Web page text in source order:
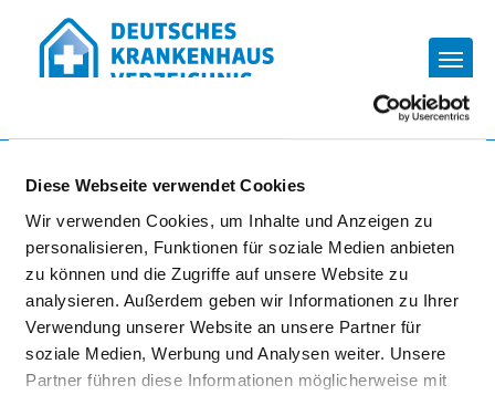
Diese Webseite verwendet Cookies
Wir verwenden Cookies, um Inhalte und Anzeigen zu
personalisieren, Funktionen für soziale Medien anbieten
zu können und die Zugriffe auf unsere Website zu
analysieren. Außerdem geben wir Informationen zu Ihrer
Verwendung unserer Website an unsere Partner für
soziale Medien, Werbung und Analysen weiter. Unsere
Partner führen diese Informationen möglicherweise mit
ALLGEMEINPSYCHIATRISCHE
TAGESKLINIK KIELER
FENSTER